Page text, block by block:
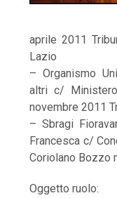
aprile 2011
Lazio
– Organismo
altri c/
novembre 2011
– Sbragi
Francesca c/
Coriolano Bozzo
Oggetto ruolo: